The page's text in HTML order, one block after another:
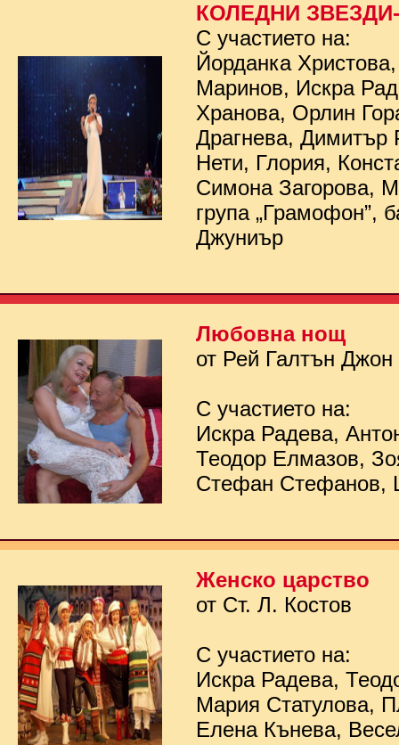
КОЛЕДНИ ЗВЕЗДИ-
С участието на:
Йорданка
Маринов, Искра
Хранова, Орлин
Драгнева, Димитър
Нети, Глория,
Симона Загорова,
група „Грамофон”,
Джуниър
Любовна нощ
от Рей Галтън Джон
С участието на:
Искра Радева,
Теодор Елмазов,
Стефан Стефанов,
Женско царство
от Ст. Л. Костов
С участието на:
Искра Радева,
Мария Статулова,
Елена Кънева,